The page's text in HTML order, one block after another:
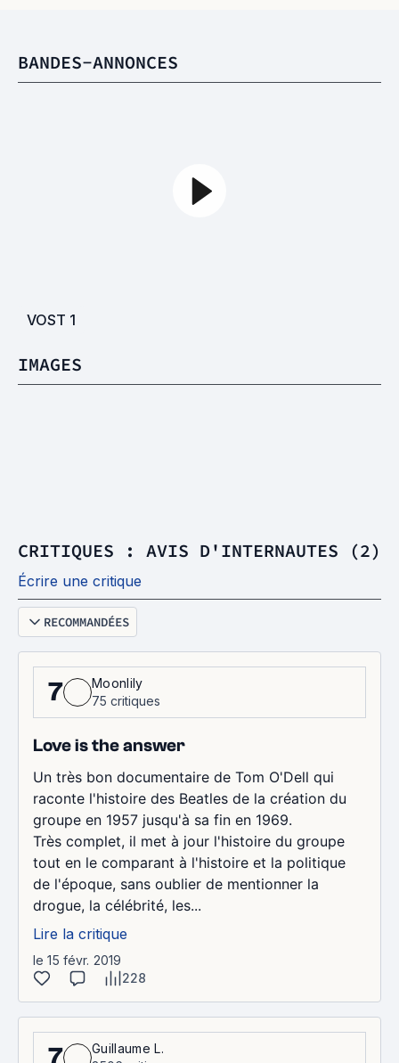
BANDES-ANNONCES
VOST 1
IMAGES
CRITIQUES : AVIS D'INTERNAUTES (2)
Écrire une critique
RECOMMANDÉES
7
Moonlily
75 critiques
Love is the answer
Un très bon documentaire de Tom O'Dell qui
raconte l'histoire des Beatles de la création du
groupe en 1957 jusqu'à sa fin en 1969.
Très complet, il met à jour l'histoire du groupe
tout en le comparant à l'histoire et la politique
de l'époque, sans oublier de mentionner la
drogue, la célébrité, les...
Lire la critique
le 15 févr. 2019
228
7
Guillaume L.